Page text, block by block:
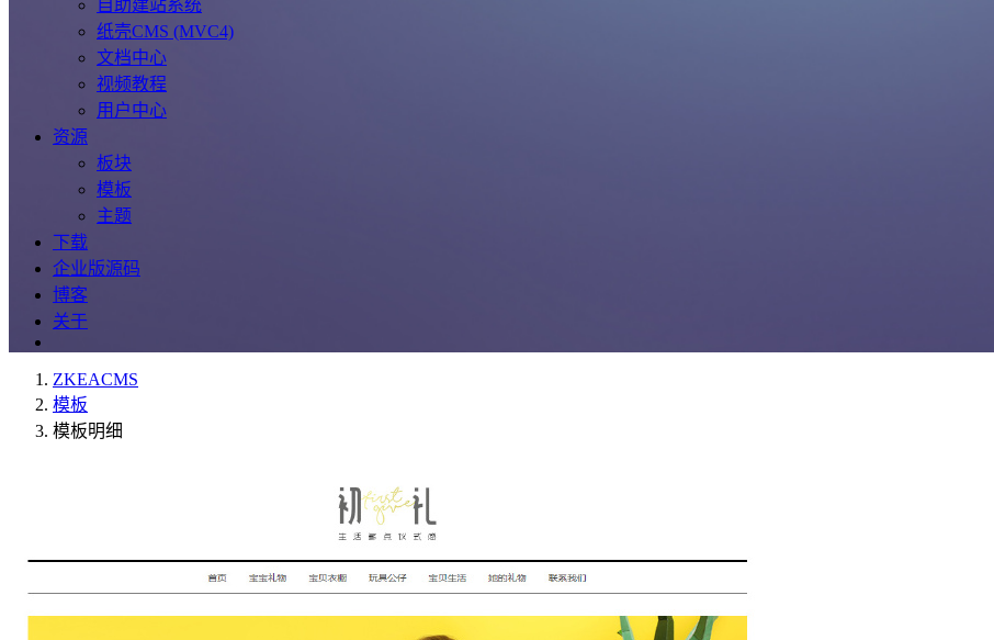
自助建站系统
纸壳CMS (MVC4)
文档中心
视频教程
用户中心
资源
板块
模板
主题
下载
企业版源码
博客
关于
ZKEACMS
模板
模板明细